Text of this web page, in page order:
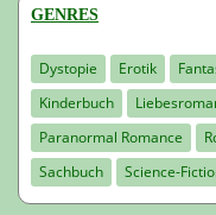
GENRES
Dystopie Erotik
Kinderbuch
Paranormal Romance
Sachbuch
Science-